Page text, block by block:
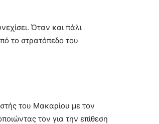
Όταν και πάλι
το στρατόπεδο του
του Μακαρίου με τον
τον για την επίθεση